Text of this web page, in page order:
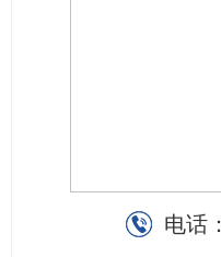
电话：